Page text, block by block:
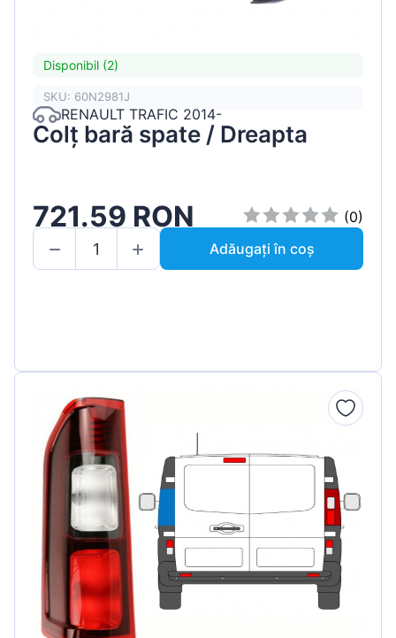
Disponibil (2)
SKU: 60N2981J
RENAULT TRAFIC 2014-
Colț bară spate / Dreapta
721.59 RON
(0)
Adăugați în coș